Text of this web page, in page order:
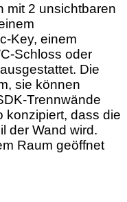
mit 2 unsichtbaren
Key, einem
Schloss oder
Die
sie können
Trennwände
konzipiert, dass die
der Wand wird.
Raum geöffnet